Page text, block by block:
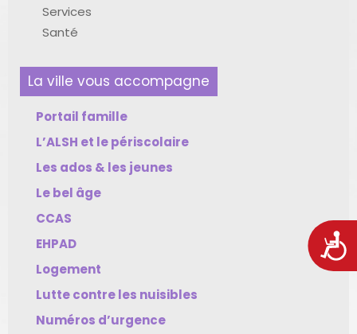
Services
Santé
La ville vous accompagne
Portail famille
L’ALSH et le périscolaire
Les ados & les jeunes
Le bel âge
CCAS
EHPAD
Logement
Lutte contre les nuisibles
Numéros d’urgence